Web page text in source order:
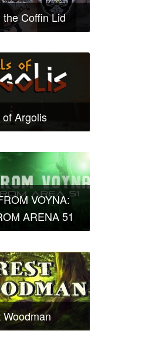
Coffin Lid
of Argolis
VOYNA:
ARENA 51
Woodman